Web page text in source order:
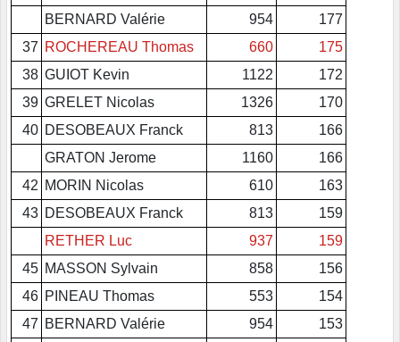
BERNARD Valérie
954
177
37 ROCHEREAU Thomas 660
175
38 GUIOT Kevin 1122
172
39 GRELET Nicolas 1326
170
40 DESOBEAUX Franck 813
166
GRATON Jerome
1160
166
42 MORIN Nicolas 610
163
43 DESOBEAUX Franck 813
159
RETHER Luc
937
159
45 MASSON Sylvain 858
156
46 PINEAU Thomas 553
154
47 BERNARD Valérie 954
153